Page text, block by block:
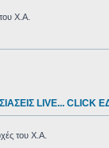
Χ.Α.
LIVE... CLICK
του Χ.Α.